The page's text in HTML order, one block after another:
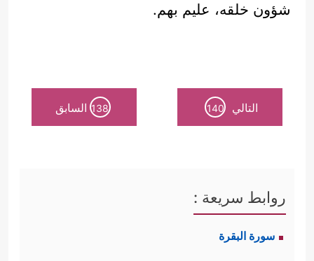
شؤون خلقه، عليم بهم.
التالي 140
138 السابق
روابط سريعة :
سورة البقرة